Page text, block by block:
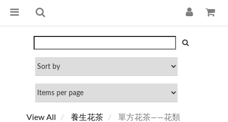
View All 養生花茶 單方花茶——花類